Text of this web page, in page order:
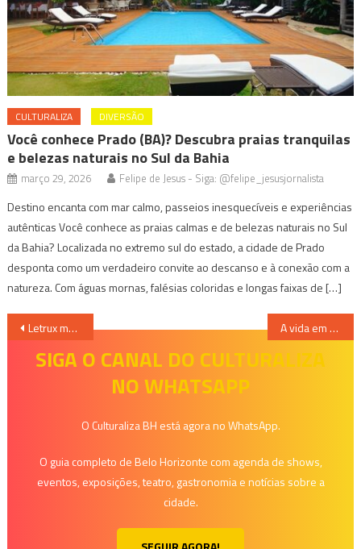
CULTURALIZA DIVERSÃO
Você conhece Prado (BA)? Descubra praias tranquilas
e belezas naturais no Sul da Bahia
março 29, 2026 Felipe de Jesus - Siga: @felipe_jesusjornalista
Destino encanta com mar calmo, passeios inesquecíveis e experiências
autênticas Você conhece as praias calmas e de belezas naturais no Sul
da Bahia? Localizada no extremo sul do estado, a cidade de Prado
desponta como um verdadeiro convite ao descanso e à conexão com a
natureza. Com águas mornas, falésias coloridas e longas faixas de […]
Navegação
Letrux marca presença na 2ª edição da Revival e faz participação no show da banda Truck do Desejo A vida em Cores e Movimento – Projeto valoriza a arte circense com apresentações e oficinas
SIGA O CANAL DO CULTURALIZA
NO WHATSAPP
O Culturaliza BH está agora no WhatsApp.
O guia completo de Belo Horizonte com agenda de shows,
eventos, exposições, teatro, gastronomia e notícias sobre a
cidade.